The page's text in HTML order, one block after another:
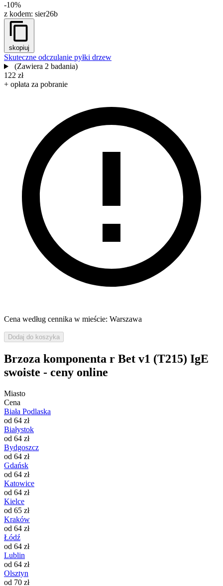
-10%
z kodem: sier26b
skopiuj
Skuteczne odczulanie pyłki drzew
(Zawiera 2 badania)
122 zł
+ opłata za pobranie
Cena według cennika w mieście: Warszawa
Dodaj do koszyka
Brzoza komponenta r Bet v1 (T215) IgE
swoiste - ceny online
Miasto
Cena
Biała Podlaska
od 64 zł
Białystok
od 64 zł
Bydgoszcz
od 64 zł
Gdańsk
od 64 zł
Katowice
od 64 zł
Kielce
od 65 zł
Kraków
od 64 zł
Łódź
od 64 zł
Lublin
od 64 zł
Olsztyn
od 70 zł